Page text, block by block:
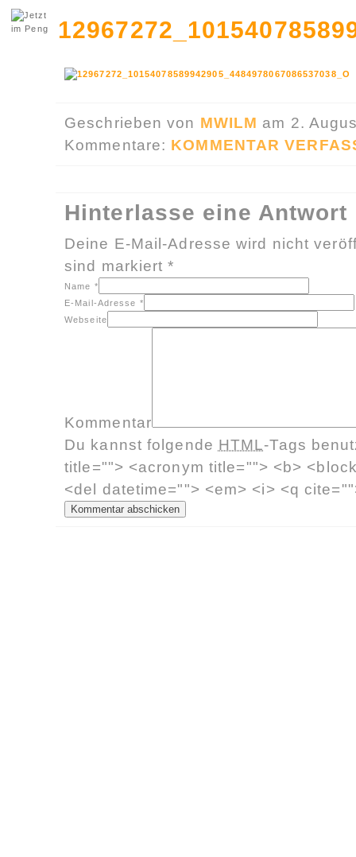
Geschrieben von MWILM am 2.
Kommentare: KOMMENTAR
Hinterlasse eine Antwort
Deine E-Mail-Adresse wird nicht
sind markiert*
Name *
E-Mail-Adresse *
Webseite
Kommentar
Du kannst folgende HTML-Tags
title=""> <acronym title=""> <b>
<del datetime=""> <em> <i> <q